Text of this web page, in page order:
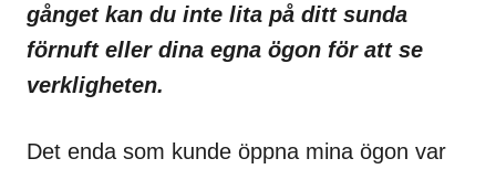
gånget kan du inte lita på ditt sunda
förnuft eller dina egna ögon för att se
verkligheten.
Det enda som kunde öppna mina ögon var